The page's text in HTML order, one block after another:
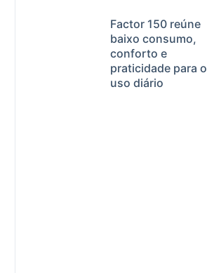
Factor 150 reúne
baixo consumo,
conforto e
praticidade para o
uso diário